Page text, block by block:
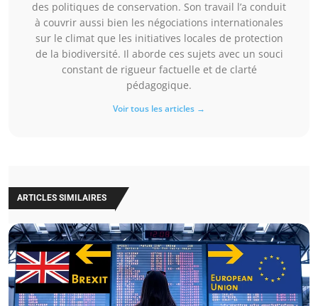
des politiques de conservation. Son travail l’a conduit
à couvrir aussi bien les négociations internationales
sur le climat que les initiatives locales de protection
de la biodiversité. Il aborde ces sujets avec un souci
constant de rigueur factuelle et de clarté
pédagogique.
Voir tous les articles →
ARTICLES SIMILAIRES